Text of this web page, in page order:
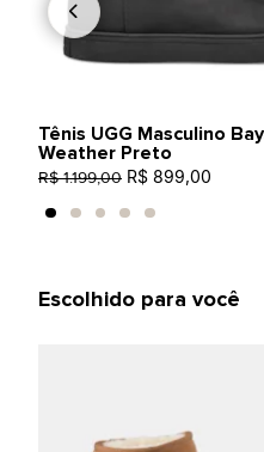
Tênis UGG Masculino
Weather Preto
R$ 1.199,00 R$ 899,00
Escolhido para você